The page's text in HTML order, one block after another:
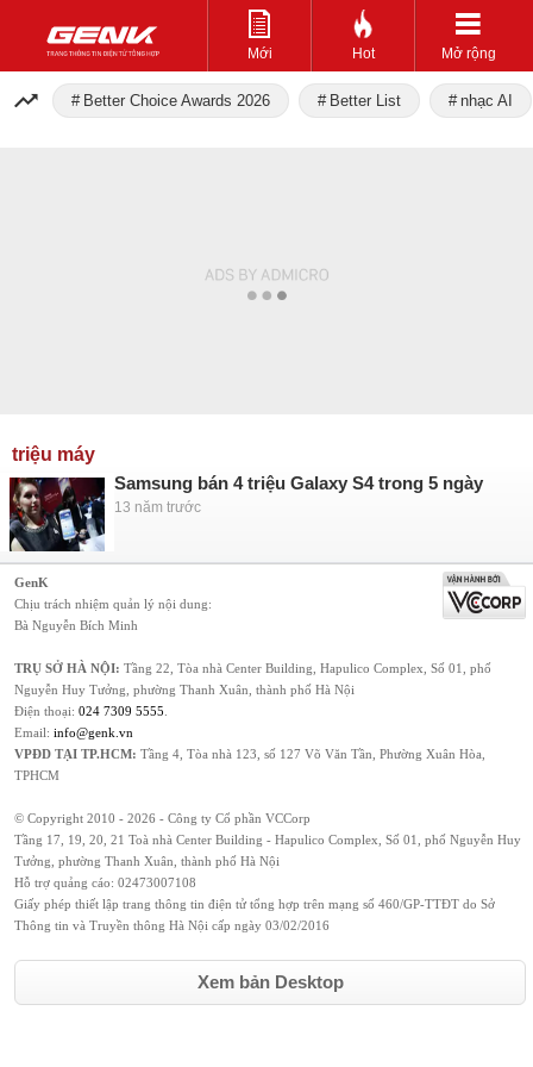
Mới Hot Mở rộng
Better Choice Awards 2026 Better List nhạc AI
triệu máy
Samsung bán 4 triệu Galaxy S4 trong 5 ngày
13 năm trước
GenK
Chịu trách nhiệm quản lý nội dung:
Bà Nguyễn Bích Minh
TRỤ SỞ HÀ NỘI: Tầng 22, Tòa nhà Center Building, Hapulico Complex, Số 01, phố
Nguyễn Huy Tưởng, phường Thanh Xuân, thành phố Hà Nội
Điện thoại: 024 7309 5555
Email: info@genk.vn
VPĐD TẠI TP.HCM: Tầng 4, Tòa nhà 123, số 127 Võ Văn Tần, Phường Xuân Hòa,
TPHCM
© Copyright 2010 - 2026 - Công ty Cổ phần VCCorp
Tầng 17, 19, 20, 21 Toà nhà Center Building - Hapulico Complex, Số 01, phố Nguyễn Huy
Tưởng, phường Thanh Xuân, thành phố Hà Nội
Hỗ trợ quảng cáo: 02473007108
Giấy phép thiết lập trang thông tin điện tử tổng hợp trên mạng số 460/GP-TTĐT do Sở
Thông tin và Truyền thông Hà Nội cấp ngày 03/02/2016
Xem bản Desktop